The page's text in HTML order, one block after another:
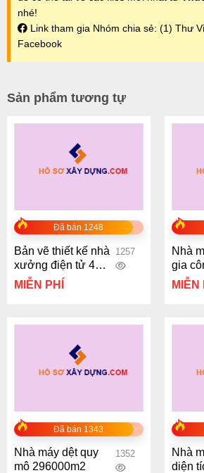
nhé!
Link tham gia Nhóm chia sẻ: (1) Thư
Facebook
Sản phẩm tương tự
Đã bán 1248
Bản vẽ thiết kế nhà
xưởng điện tử 4
tầng diện tích sàn
1257
MIỄN PHÍ
Nhà
gia
quy
MIỄN
Đã bán 1343
Nhà máy dệt quy
mô 296000m2
1352
Nhà
diện